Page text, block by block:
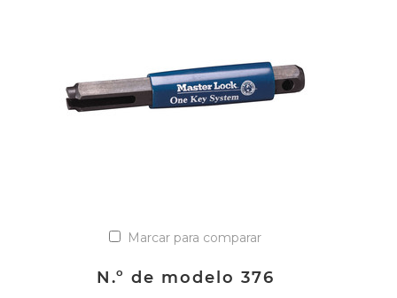
Marcar para comparar
N.º de modelo 376